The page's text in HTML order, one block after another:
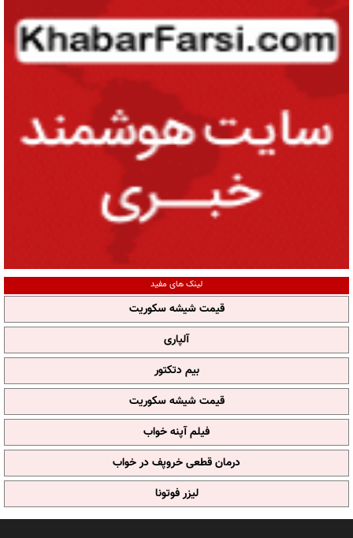
لینک های مفید
قیمت شیشه سکوریت
آلپاری
بیم دتکتور
قیمت شیشه سکوریت
فیلم آپنه خواب
درمان قطعی خروپف در خواب
لیزر فوتونا